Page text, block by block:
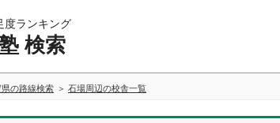
度ランキング
検索
県の路線検索 石場周辺の校舎一覧